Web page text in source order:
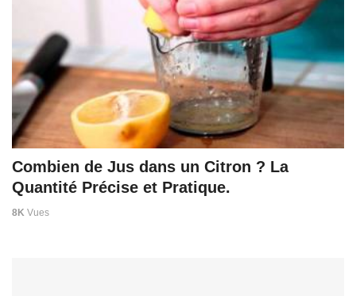
Combien de Jus dans un Citron ? La
Quantité Précise et Pratique.
8K Vues